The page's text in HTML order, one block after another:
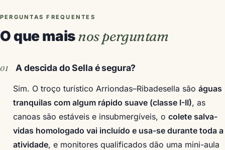
PERGUNTAS FREQUENTES
O que maisnos perguntam
A descida do Sella é segura?
Sim. O troço turístico Arriondas–Ribadesella são águas
tranquilas com algum rápido suave (classe I-II), as
canoas são estáveis e insubmergíveis, o colete salva-
vidas homologado vai incluído e usa-se durante toda a
atividade, e monitores qualificados dão uma mini-aula